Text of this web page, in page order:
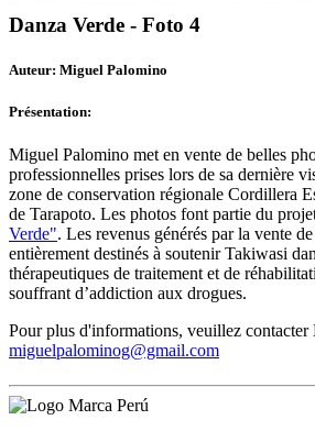
Danza Verde - Foto 4
Auteur: Miguel Palomino
Présentation:
Miguel Palomino met en vente de belles
professionnelles prises lors de sa dernière
zone de conservation régionale Cordillera
de Tarapoto. Les photos font partie du
Verde". Les revenus générés par la vente
entièrement destinés à soutenir Takiwasi
thérapeutiques de traitement et de
souffrant d’addiction aux drogues.
Pour plus d'informations, veuillez
miguelpalominog@gmail.com